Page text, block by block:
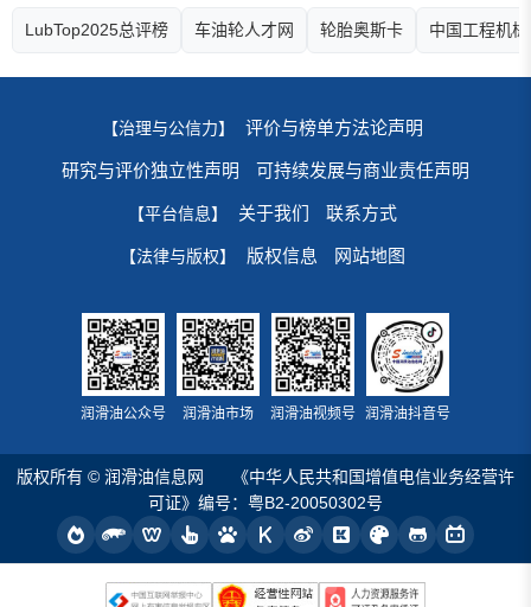
LubTop2025总评榜 车油轮人才网 轮胎奥斯卡 中国工程机
【治理与公信力】 评价与榜单方法论声明
研究与评价独立性声明 可持续发展与商业责任声明
【平台信息】 关于我们 联系方式
【法律与版权】 版权信息 网站地图
润滑油公众号 润滑油市场 润滑油视频号 润滑油抖音号
版权所有 © 润滑油信息网
《中华人民共和国增值电信业务经营许
可证》编号：粤B2-20050302号